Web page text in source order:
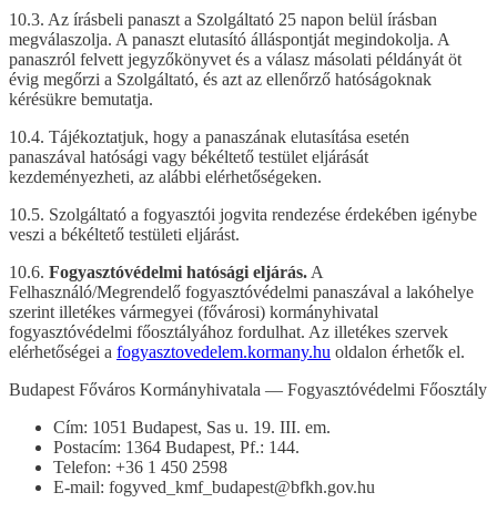
10.3. Az írásbeli panaszt a Szolgáltató 25 napon belül írásban
megválaszolja. A panaszt elutasító álláspontját megindokolja. A
panaszról felvett jegyzőkönyvet és a válasz másolati példányát öt
évig megőrzi a Szolgáltató, és azt az ellenőrző hatóságoknak
kérésükre bemutatja.
10.4. Tájékoztatjuk, hogy a panaszának elutasítása esetén
panaszával hatósági vagy békéltető testület eljárását
kezdeményezheti, az alábbi elérhetőségeken.
10.5. Szolgáltató a fogyasztói jogvita rendezése érdekében igénybe
veszi a békéltető testületi eljárást.
10.6. Fogyasztóvédelmi hatósági eljárás. A
Felhasználó/Megrendelő fogyasztóvédelmi panaszával a lakóhelye
szerint illetékes vármegyei (fővárosi) kormányhivatal
fogyasztóvédelmi főosztályához fordulhat. Az illetékes szervek
elérhetőségei a fogyasztovedelem.kormany.hu oldalon érhetők el.
Budapest Főváros Kormányhivatala — Fogyasztóvédelmi Főosztály
Cím: 1051 Budapest, Sas u. 19. III. em.
Postacím: 1364 Budapest, Pf.: 144.
Telefon: +36 1 450 2598
E-mail: fogyved_kmf_budapest@bfkh.gov.hu